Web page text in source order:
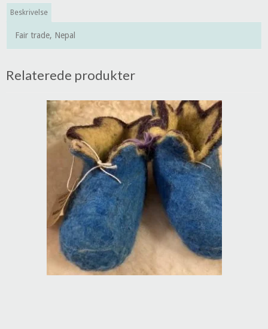
Beskrivelse
Fair trade, Nepal
Relaterede produkter